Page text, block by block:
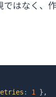
はなく、
: 1 } ,